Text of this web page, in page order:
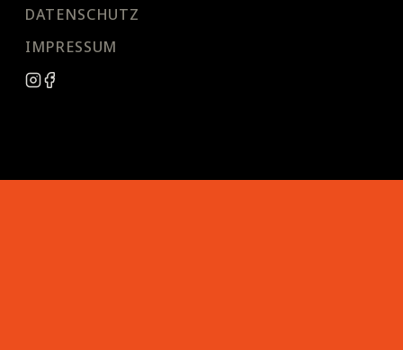
DATENSCHUTZ
IMPRESSUM